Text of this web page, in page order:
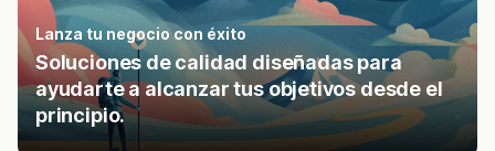
Lanza tu negocio con éxito
Soluciones de calidad diseñadas para
ayudarte a alcanzar tus objetivos desde el
principio.